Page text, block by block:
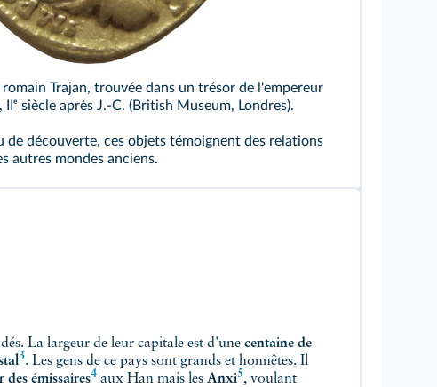
Wikimedia
Trajan, trouvée dans un trésor de l'empereur
siècle après J.-C. (British Museum, Londres).
de découverte, ces objets témoignent des relations
autres mondes anciens.
La largeur de leur capitale est d'une centaine de
3. Les gens de ce pays sont grands et honnêtes. Il
des émissaires4 aux Han mais les Anxi5, voulant